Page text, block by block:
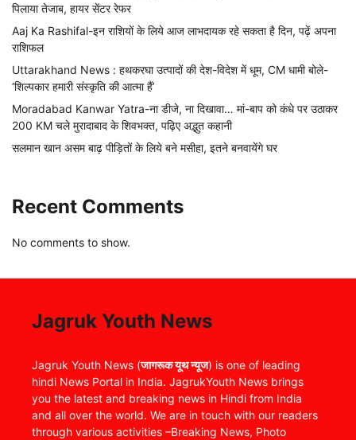
पिलाया तेजाब, हायर सेंटर रेफर
Aaj Ka Rashifal-इन राशियों के लिये आज लाभदायक रहे सकता है दिन, पढ़ें अपना
राशिफल
Uttarakhand News : हथकरघा उत्पादों की देश-विदेश में धूम, CM धामी बोले-
‘शिल्पकार हमारी संस्कृति की आत्मा हैं’
Moradabad Kanwar Yatra-ना डीजे, ना दिखावा… मां-बाप को कंधे पर उठाकर
200 KM चले मुरादाबाद के शिवभक्त, पढ़िए अद्भुत कहानी
सलमान खान असम बाढ़ पीड़ितों के लिये बने मसीहा, इतने बनवायेंगे घर
Recent Comments
No comments to show.
Jagruk Youth News
Jagruk Youth News (जागरूक यूथ न्यूज) is one of leading
hindi News Portal in India. JagrukYouth News brings
you the latest and breaking news in Hindi from India
and all over the world. We are in touch with our readers
through various activities –Breaking News, Photo